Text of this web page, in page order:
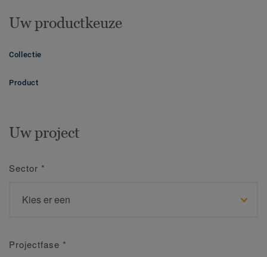
Uw productkeuze
Collectie
Product
Uw project
Sector *
Projectfase *